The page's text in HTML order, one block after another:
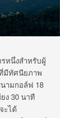
หนึ่งสำหรับผู้
มีทัศนียภาพ
นามกอล์ฟ 18
ง 30 นาที
ะได้